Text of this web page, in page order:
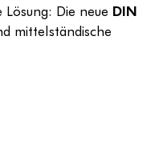
Die neue DIN
mittelständische